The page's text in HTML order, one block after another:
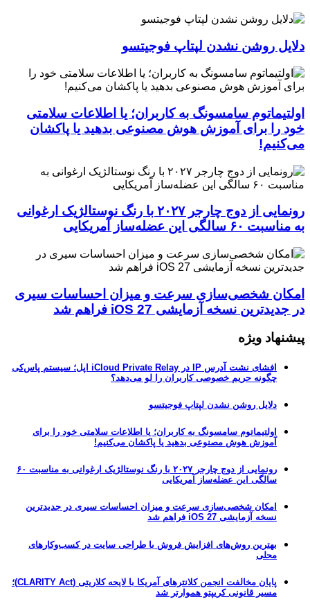
دلایل روشن نشدن لپتاپ فوجیتسو
اولتیماتوم سامسونگ به کاربران؛ یا اطلاعات سلامتی
خود را برای آموزش هوش مصنوعی بدهید یا پاکشان
می‌کنیم!
رونمایی از دوج چارجر ۲۰۲۷ با رنگ نوستالژیک ارغوانی
به مناسبت ۶۰ سالگی این عضله‌ساز آمریکایی
امکان شخصی‌سازی سرعت و میزان احساسات سیری
در جدیدترین نسخه آزمایشی iOS 27 فراهم شد
پیشنهاد ویژه
افشای نشت آدرس IP در iCloud Private Relay اپل؛ سیستم پاس‌کی
چگونه حریم خصوصی کاربران را لو می‌دهد؟
دلایل روشن نشدن لپتاپ فوجیتسو
اولتیماتوم سامسونگ به کاربران؛ یا اطلاعات سلامتی خود را برای
آموزش هوش مصنوعی بدهید یا پاکشان می‌کنیم!
رونمایی از دوج چارجر ۲۰۲۷ با رنگ نوستالژیک ارغوانی به مناسبت ۶۰
سالگی این عضله‌ساز آمریکایی
امکان شخصی‌سازی سرعت و میزان احساسات سیری در جدیدترین
نسخه آزمایشی iOS 27 فراهم شد
بهترین روش‌های افزایش فروش با طراحی سایت در کسب‌وکارهای
محلی
پایان مخالفت انجمن کلانترهای آمریکا با لایحه کلاریتی (CLARITY Act)؛
مسیر قانونی کریپتو هموارتر شد